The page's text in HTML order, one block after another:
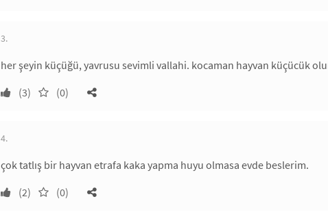
3.
her şeyin küçüğü, yavrusu sevimli vallahi. kocaman hayvan küçücük
(3)
(0)
4.
çok tatlış bir hayvan etrafa kaka yapma huyu olmasa evde beslerim.
(2)
(0)